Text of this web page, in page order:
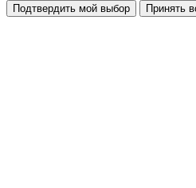
Подтвердить мой выбор Принять